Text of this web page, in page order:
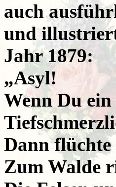
auch
und
Jahr 1879:
„Asyl!
Wenn Du
Dann flüchte
Zum Walde